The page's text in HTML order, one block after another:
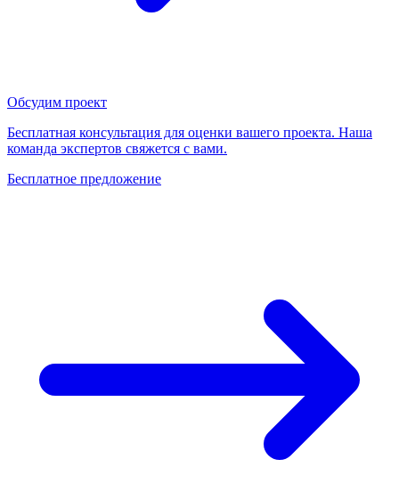
Обсудим проект
Бесплатная консультация для оценки вашего проекта. Наша
команда экспертов свяжется с вами.
Бесплатное предложение